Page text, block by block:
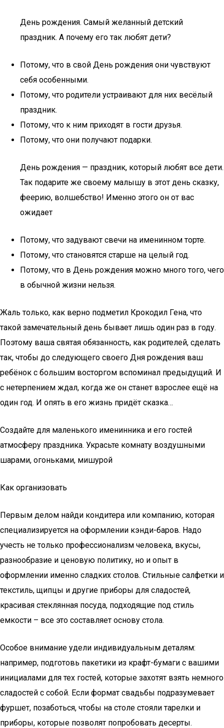
День рождения. Самый желанный детский
праздник. А почему его так любят дети?
Потому, что в свой День рождения они чувствуют
себя особенными.
Потому, что родители устраивают для них весёлый
праздник.
Потому, что к ним приходят в гости друзья.
Потому, что они получают подарки.
День рождения — праздник, который любят все дети.
Так подарите же своему малышу в этот день сказку,
феерию, волшебство! Именно этого он от вас
ожидает
Потому, что задувают свечи на именинном торте.
Потому, что становятся старше на целый год.
Потому, что в День рождения можно много того, чего
в обычной жизни нельзя.
Жаль только, как верно подметил Крокодил Гена, что
такой замечательный день бывает лишь один раз в году.
Поэтому ваша святая обязанность, как родителей, сделать
так, чтобы до следующего своего Дня рождения ваш
ребёнок с большим восторгом вспоминал предыдущий. И
с нетерпением ждал, когда же он станет взрослее ещё на
один год. И опять в его жизнь придёт сказка…
Создайте для маленького именинника и его гостей
атмосферу праздника. Украсьте комнату воздушными
шарами, огоньками, мишурой
Как организовать
Первым делом найди кондитера или компанию, которая
специализируется на оформлении кэнди-баров. Надо
учесть не только профессионализм человека, вкусы,
разнообразие и ценовую политику, но и опыт в
оформлении именно сладких столов. Стильные салфетки и
текстиль, щипцы и другие приборы для сладостей,
красивая стеклянная посуда, подходящие под стиль
емкости – все это составляет основу стола.
Особое внимание удели индивидуальным деталям:
например, подготовь пакетики из крафт-бумаги с вашими
инициалами для тех гостей, которые захотят взять немного
сладостей с собой. Если формат свадьбы подразумевает
фуршет, позаботься, чтобы на столе стояли тарелки и
приборы, которые позволят попробовать десерты.